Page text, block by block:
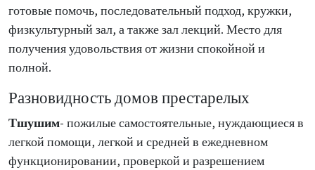
готовые помочь, последовательный подход, кружки,
физкультурный зал, а также зал лекций. Место для
получения удовольствия от жизни спокойной и
полной.
Разновидность домов престарелых
Тшушим- пожилые самостоятельные, нуждающиеся в
легкой помощи, легкой и средней в ежедневном
функционировании, проверкой и разрешением